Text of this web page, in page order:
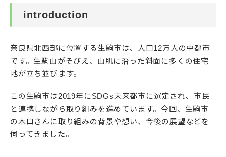
introduction
奈良県北西部に位置する生駒市は、人口12万人の中都市
です。生駒山がそびえ、山肌に沿った斜面に多くの住宅
地が立ち並びます。
この生駒市は2019年にSDGs未来都市に選定され、市民
と連携しながら取り組みを進めています。今回、生駒市
の木口さんに取り組みの背景や想い、今後の展望などを
伺ってきました。